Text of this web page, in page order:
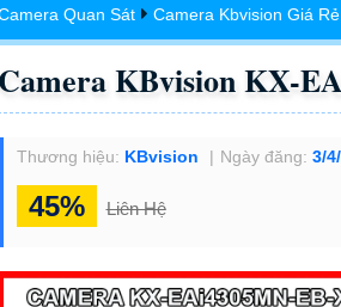
Quan Sát Camera Kbvision Giá Rẻ
Camera KBvision KX-
Thương hiệu: KBvision Ngày đăng: 3/
45% Liên Hệ